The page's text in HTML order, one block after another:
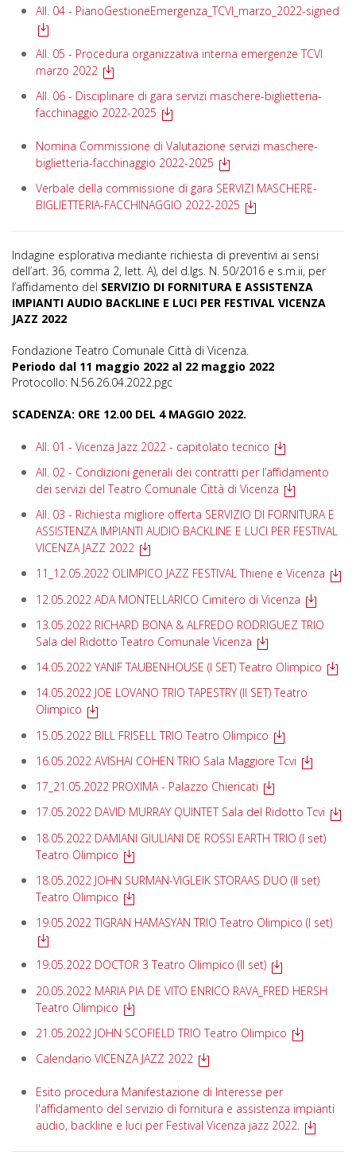
All. 04 - PianoGestioneEmergenza_TCVI_marzo_2022-signed
All. 05 - Procedura organizzativa interna emergenze TCVI
marzo 2022
All. 06 - Disciplinare di gara servizi maschere-biglietteria-
facchinaggio 2022-2025
Nomina Commissione di Valutazione servizi maschere-
biglietteria-facchinaggio 2022-2025
Verbale della commissione di gara SERVIZI MASCHERE-
BIGLIETTERIA-FACCHINAGGIO 2022-2025
Indagine esplorativa mediante richiesta di preventivi ai sensi
dell’art. 36, comma 2, lett. A), del d.lgs. N. 50/2016 e s.m.ii, per
l’affidamento del SERVIZIO DI FORNITURA E ASSISTENZA
IMPIANTI AUDIO BACKLINE E LUCI PER FESTIVAL VICENZA
JAZZ 2022
Fondazione Teatro Comunale Città di Vicenza.
Periodo dal 11 maggio 2022 al 22 maggio 2022
Protocollo: N.56.26.04.2022.pgc
SCADENZA: ORE 12.00 DEL 4 MAGGIO 2022.
All. 01 - Vicenza Jazz 2022 - capitolato tecnico
All. 02 - Condizioni generali dei contratti per l’affidamento
dei servizi del Teatro Comunale Città di Vicenza
All. 03 - Richiesta migliore offerta SERVIZIO DI FORNITURA E
ASSISTENZA IMPIANTI AUDIO BACKLINE E LUCI PER FESTIVAL
VICENZA JAZZ 2022
11_12.05.2022 OLIMPICO JAZZ FESTIVAL Thiene e Vicenza
12.05.2022 ADA MONTELLARICO Cimitero di Vicenza
13.05.2022 RICHARD BONA & ALFREDO RODRIGUEZ TRIO
Sala del Ridotto Teatro Comunale Vicenza
14.05.2022 YANIF TAUBENHOUSE (I SET) Teatro Olimpico
14.05.2022 JOE LOVANO TRIO TAPESTRY (II SET) Teatro
Olimpico
15.05.2022 BILL FRISELL TRIO Teatro Olimpico
16.05.2022 AVISHAI COHEN TRIO Sala Maggiore Tcvi
17_21.05.2022 PROXIMA - Palazzo Chiericati
17.05.2022 DAVID MURRAY QUINTET Sala del Ridotto Tcvi
18.05.2022 DAMIANI GIULIANI DE ROSSI EARTH TRIO (I set)
Teatro Olimpico
18.05.2022 JOHN SURMAN-VIGLEIK STORAAS DUO (II set)
Teatro Olimpico
19.05.2022 TIGRAN HAMASYAN TRIO Teatro Olimpico (I set)
19.05.2022 DOCTOR 3 Teatro Olimpico (II set)
20.05.2022 MARIA PIA DE VITO ENRICO RAVA_FRED HERSH
Teatro Olimpico
21.05.2022 JOHN SCOFIELD TRIO Teatro Olimpico
Calendario VICENZA JAZZ 2022
Esito procedura Manifestazione di Interesse per
l'affidamento del servizio di fornitura e assistenza impianti
audio, backline e luci per Festival Vicenza jazz 2022.